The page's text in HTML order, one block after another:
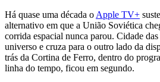
Há quase uma década o Apple TV+
alternativo em que a União Soviética
corrida espacial nunca parou. Cidade das
universo e cruza para o outro lado da
trás da Cortina de Ferro, dentro do
linha do tempo, ficou em segundo.